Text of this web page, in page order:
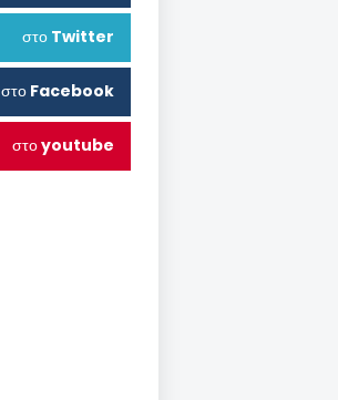
στο Twitter
στο Facebook
στοyoutube